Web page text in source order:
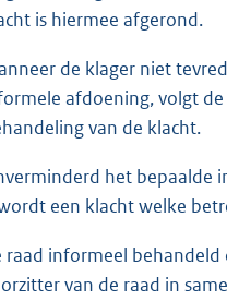
is hiermee afgerond.
de klager niet
afdoening, volgt
van de klacht.
het bepaalde
een klacht welke
raad informeel behandeld
van de raad in